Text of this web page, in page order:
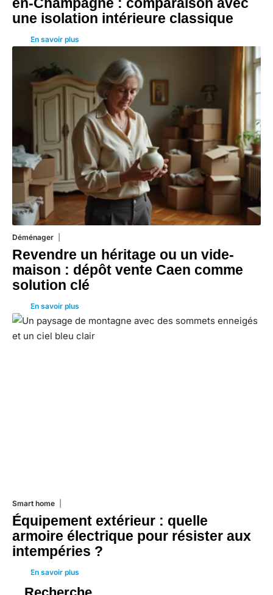
en-Champagne : comparaison avec
une isolation intérieure classique
En savoir plus
Déménager
Revendre un héritage ou un vide-
maison : dépôt vente Caen comme
solution clé
En savoir plus
Smart home
Équipement extérieur : quelle
armoire électrique pour résister aux
intempéries ?
En savoir plus